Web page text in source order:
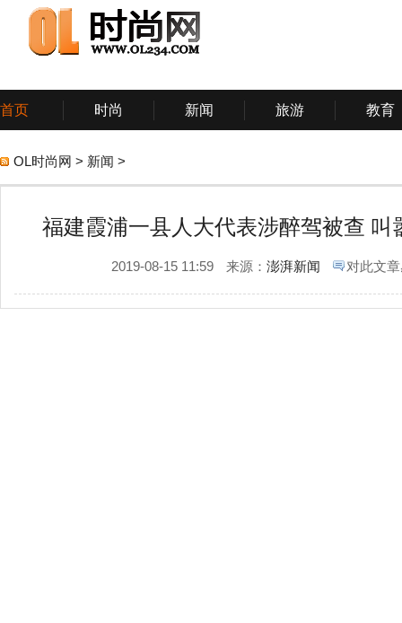
首页 时尚 新闻 旅游 教育
OL时尚网 > 新闻 >
福建霞浦一县人大代表涉醉驾被查 叫
2019-08-15 11:59 来源： 澎湃新闻 对此文